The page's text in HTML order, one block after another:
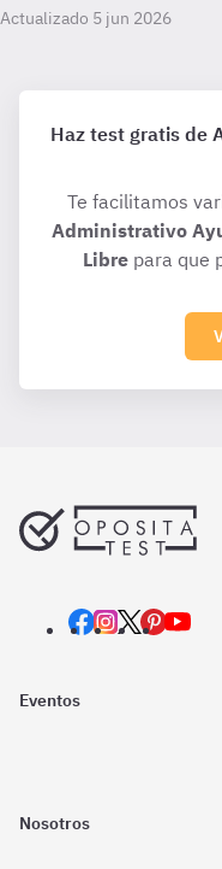
Actualizado 5 jun 2026
Haz test gratis de
Te facilitamos
Administrativo
Librepara que
Eventos
Nosotros